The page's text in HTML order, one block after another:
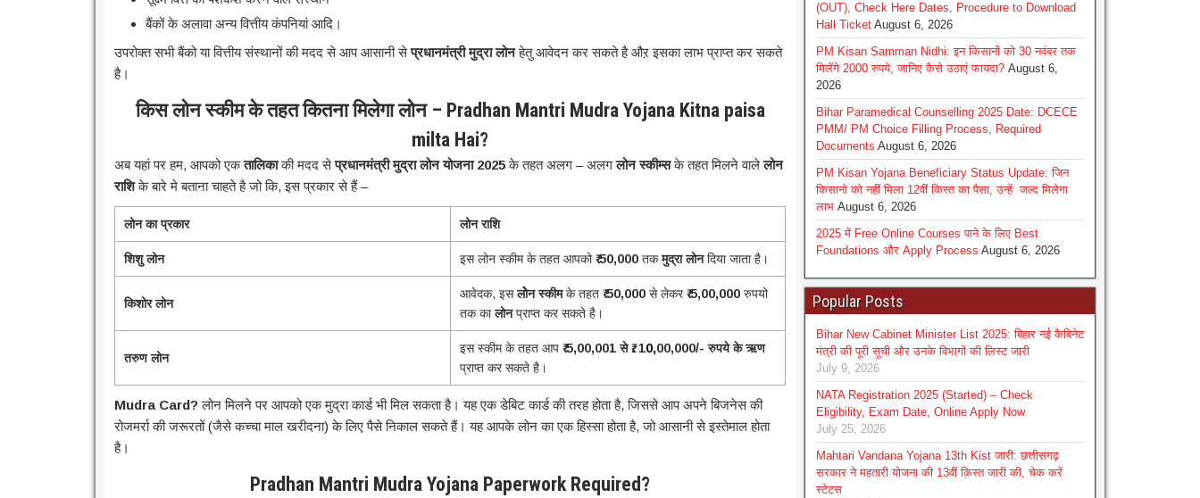
बैंकों के अलावा अन्य वित्तीय कंपनियां आदि।
उपरोक्त सभी बैंको या वित्तीय संस्थानों की मदद से आप आसानी सेप्रधानमंत्री मुद्रा लोनहेतु आवेदन कर सकते है औऱ इसका लाभ प्राप्त कर सकते
है।
किस लोन स्कीम के तहत कितना मिलेगा लोन – Pradhan Mantri Mudra Yojana Kitna paisa
milta Hai?
अब यहां पर हम, आपको एकतालिकाकी मदद सेप्रधानमंत्री मुद्रा लोन योजना 2025के तहत अलग – अलगलोन स्कीम्सके तहत मिलने वालेलोन
राशिके बारे मे बताना चाहते है जो कि, इस प्रकार से हैं –
लोन का प्रकार लोन राशि
शिशु लोन इस लोन स्कीम के तहत आपको₹ 50,000 तकमुद्रा लोनदिया जाता है।
किशोर लोन
आवेदक, इसलोेेन स्कीमके तहत ₹ 50,000 से लेकर₹ 5,00,000 रुपयो
तक कालोनप्राप्त कर सकते है।
तरुण लोन
इस स्कीम के तहत आप ₹ 5,00,001 से ₹. 10,00,000/- रुपये के ऋण
प्राप्त कर सकते है।
Mudra Card?लोन मिलने पर आपको एक मुद्रा कार्ड भी मिल सकता है। यह एक डेबिट कार्ड की तरह होता है, जिससे आप अपने बिजनेस की
रोजमर्रा की जरूरतों (जैसे कच्चा माल खरीदना) के लिए पैसे निकाल सकते हैं। यह आपके लोन का एक हिस्सा होता है, जो आसानी से इस्तेमाल होता
है।
Pradhan Mantri Mudra Yojana Paperwork Required?
(OUT), Check Here Dates, Procedure to Download
Hall Ticket August 6, 2026
PM Kisan Samman Nidhi: इन किसानों को 30 नवंबर तक
मिलेंगे 2000 रुपये, जानिए कैसे उठाएं फायदा? August 6,
2026
Bihar Paramedical Counselling 2025 Date: DCECE
PMM/ PM Choice Filling Process, Required
Documents August 6, 2026
PM Kisan Yojana Beneficiary Status Update: जिन
किसानो को नहीं मिला 12वीं किस्त का पैसा, उन्हें जल्द मिलेगा
लाभ August 6, 2026
2025 में Free Online Courses पाने के लिए Best
Foundations और Apply Process August 6, 2026
Popular Posts
Bihar New Cabinet Minister List 2025: बिहार नई कैबिनेट
मंत्री की पूरी सूची और उनके विभागों की लिस्ट जारी
July 9, 2026
NATA Registration 2025 (Started) – Check
Eligibility, Exam Date, Online Apply Now
July 25, 2026
Mahtari Vandana Yojana 13th Kist जारी: छत्तीसगढ़
सरकार ने महतारी योजना की 13वीं क़िस्त जारी की, चेक करें
स्टेटस